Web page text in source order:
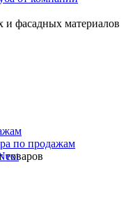
и фасадных материалов
товаров
по продажам